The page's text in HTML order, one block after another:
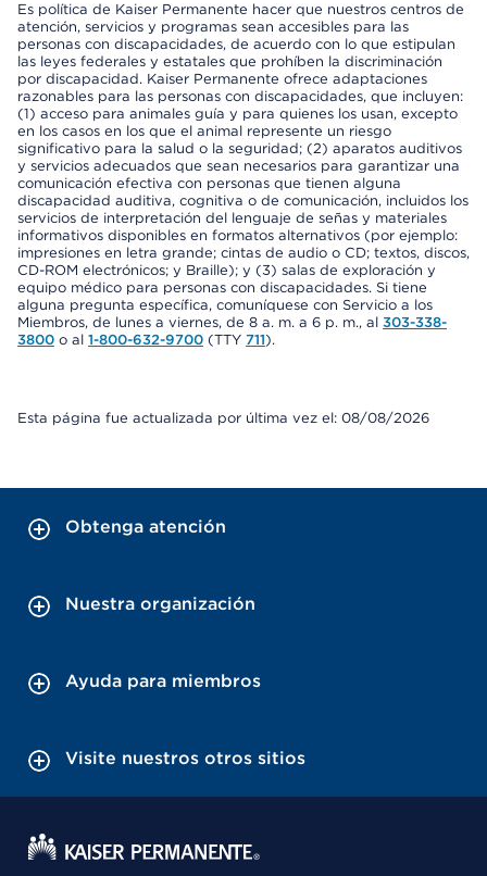
Es política de Kaiser Permanente hacer que nuestros centros de
atención, servicios y programas sean accesibles para las
personas con discapacidades, de acuerdo con lo que estipulan
las leyes federales y estatales que prohíben la discriminación
por discapacidad. Kaiser Permanente ofrece adaptaciones
razonables para las personas con discapacidades, que incluyen:
(1) acceso para animales guía y para quienes los usan, excepto
en los casos en los que el animal represente un riesgo
significativo para la salud o la seguridad; (2) aparatos auditivos
y servicios adecuados que sean necesarios para garantizar una
comunicación efectiva con personas que tienen alguna
discapacidad auditiva, cognitiva o de comunicación, incluidos los
servicios de interpretación del lenguaje de señas y materiales
informativos disponibles en formatos alternativos (por ejemplo:
impresiones en letra grande; cintas de audio o CD; textos, discos,
CD-ROM electrónicos; y Braille); y (3) salas de exploración y
equipo médico para personas con discapacidades. Si tiene
alguna pregunta específica, comuníquese con Servicio a los
Miembros, de lunes a viernes, de 8 a. m. a 6 p. m., al 303-338-
3800 o al 1-800-632-9700 (TTY 711).
Esta página fue actualizada por última vez el: 08/08/2026
Obtenga atención
Nuestra organización
Ayuda para miembros
Visite nuestros otros sitios